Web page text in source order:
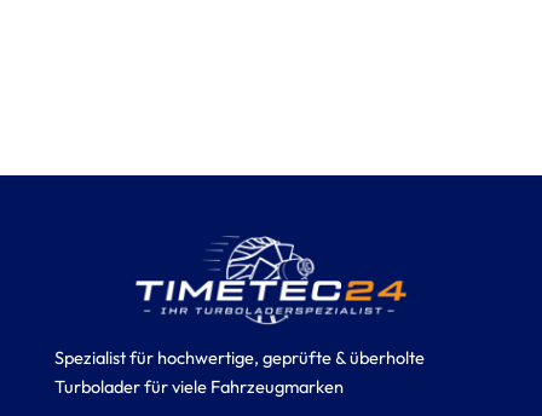
Spezialist für hochwertige, geprüfte & überholte
Turbolader für viele Fahrzeugmarken